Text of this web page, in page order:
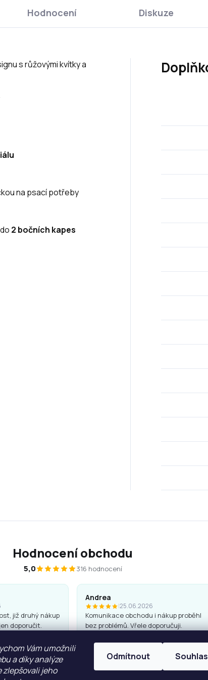
Vám umožnili
a díky analýze
zlepšovali jeho
Odmítnout
Hodnocení Diskuze
s růžovými kvítky a
na psací potřeby
2 bočních kapes
Hodnocení obchodu
5,0 316 hodnocení
již druhý nákup
doporučit.
Andrea
|25.06.2026
Komunikace obchodu i nákup proběhl
bez problémů. Vřele doporučuji.